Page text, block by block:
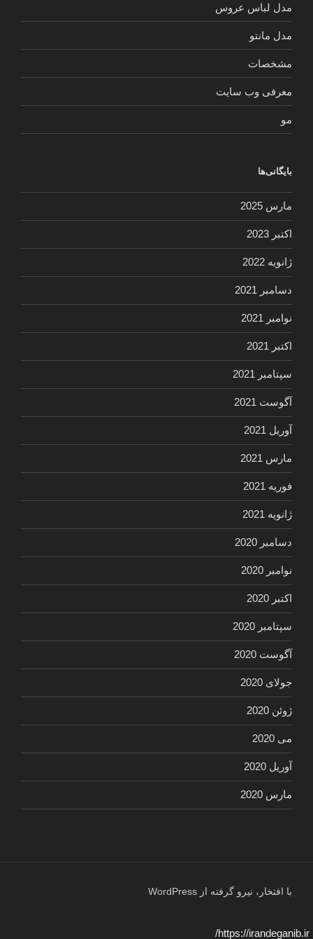
مدل لباس عروس
مدل مانتو
مشخصات
معرفی وب سایت
مو
بایگانی‌ها
مارس 2025
اکتبر 2023
ژانویه 2022
دسامبر 2021
نوامبر 2021
اکتبر 2021
سپتامبر 2021
آگوست 2021
آوریل 2021
مارس 2021
فوریه 2021
ژانویه 2021
دسامبر 2020
نوامبر 2020
اکتبر 2020
سپتامبر 2020
آگوست 2020
جولای 2020
ژوئن 2020
می 2020
آوریل 2020
مارس 2020
با افتخار، نیرو گرفته از WordPress
https://irandeganib.ir/